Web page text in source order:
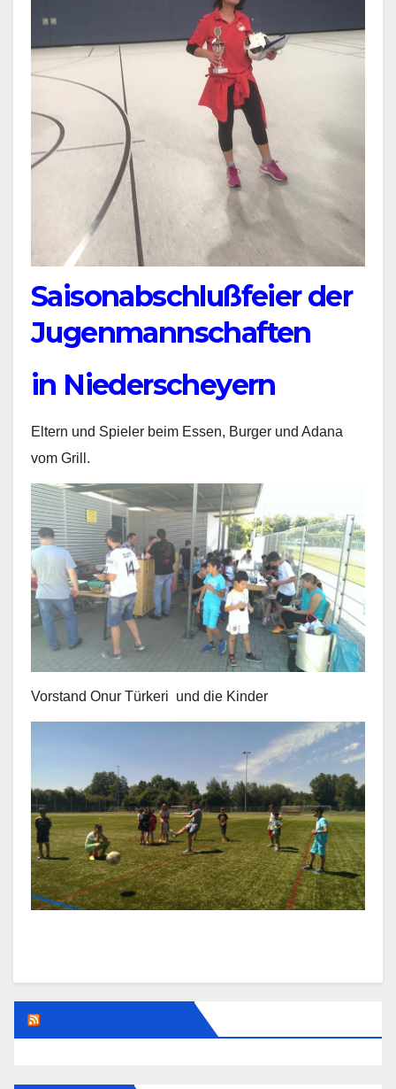
Saisonabschlußfeier der
Jugenmannschaften
in Niederscheyern
Eltern und Spieler beim Essen, Burger und Adana
vom Grill.
Vorstand Onur Türkeri und die Kinder